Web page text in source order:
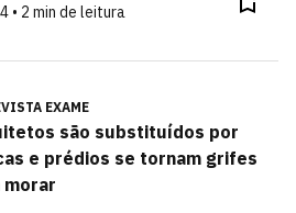
• 2 min de leitura
EXAME
são substituídos por
e prédios se tornam grifes
morar